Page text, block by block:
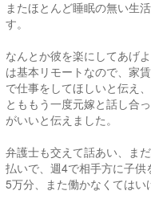
またほとんど睡眠の無い生
す。
なんとか彼を楽にしてあげ
は基本リモートなので、家
で仕事をしてほしいと伝え
とももう一度元嫁と話し合
がいいと伝えました。
弁護士も交えて話あい、ま
払いで、週4で相手方に子
5万分、また働かなくてはい